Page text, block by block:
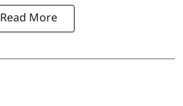
Read More